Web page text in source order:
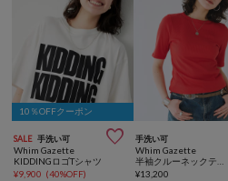
10％OFFクーポン
SALE 手洗い可 
Whim Gazette
KIDDINGロゴTシャツ
¥9,900 (40%OFF)
手洗い可
Whim Gazette
¥13,200